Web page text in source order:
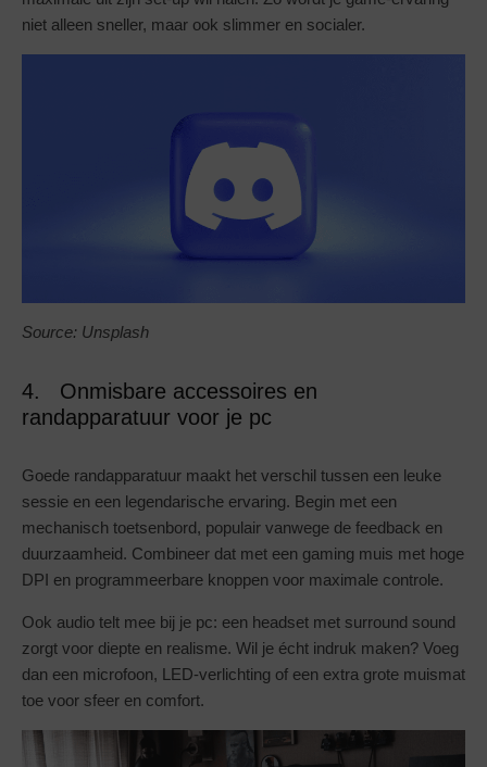
niet alleen sneller, maar ook slimmer en socialer.
Source: Unsplash
4. Onmisbare accessoires en
randapparatuur voor je pc
Goede randapparatuur maakt het verschil tussen een leuke
sessie en een legendarische ervaring. Begin met een
mechanisch toetsenbord, populair vanwege de feedback en
duurzaamheid. Combineer dat met een gaming muis met hoge
DPI en programmeerbare knoppen voor maximale controle.
Ook audio telt mee bij je pc: een headset met surround sound
zorgt voor diepte en realisme. Wil je écht indruk maken? Voeg
dan een microfoon, LED-verlichting of een extra grote muismat
toe voor sfeer en comfort.